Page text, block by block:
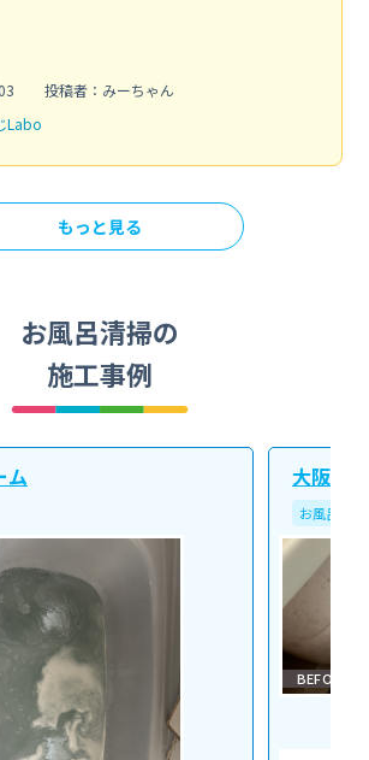
投稿者：みーちゃん
Labo
もっと見る
お風呂清掃の
施工事例
ム 大阪北
お風呂清掃
BEFORE